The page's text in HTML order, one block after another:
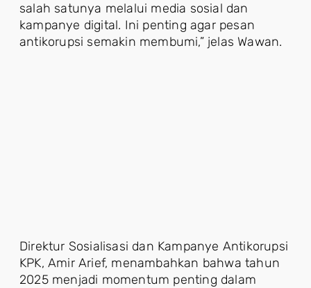
salah satunya melalui media sosial dan
kampanye digital. Ini penting agar pesan
antikorupsi semakin membumi,” jelas Wawan.
Direktur Sosialisasi dan Kampanye Antikorupsi
KPK, Amir Arief, menambahkan bahwa tahun
2025 menjadi momentum penting dalam